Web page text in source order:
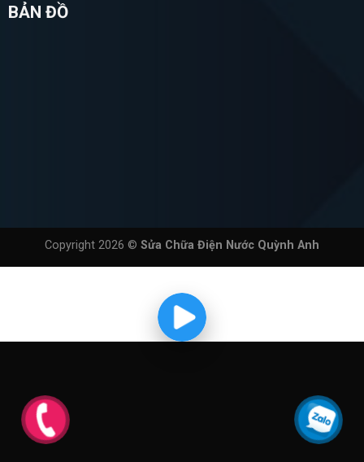
BẢN ĐỒ
Copyright 2026 © Sửa Chữa Điện Nước Quỳnh Anh